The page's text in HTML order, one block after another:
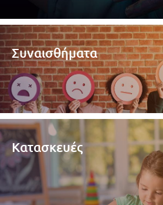
Συναισθήματα
Κατασκευές